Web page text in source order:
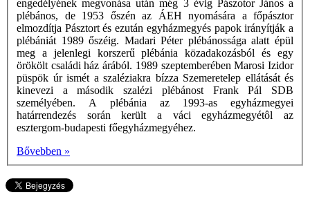
engedélyének megvonása után még 3 évig Pászotor János a
plébános, de 1953 őszén az ÁEH nyomására a főpásztor
elmozdítja Pásztort és ezután egyházmegyés papok irányítják a
plébániát 1989 őszéig. Madari Péter plébánossága alatt épül
meg a jelenlegi korszerű plébánia közadakozásból és egy
örökölt családi ház árából. 1989 szeptemberében Marosi Izidor
püspök úr ismét a szaléziakra bízza Szemeretelep ellátását és
kinevezi a második szalézi plébánost Frank Pál SDB
személyében. A plébánia az 1993-as egyházmegyei
határrendezés során került a váci egyházmegyétôl az
esztergom-budapesti főegyházmegyéhez.
Bővebben »